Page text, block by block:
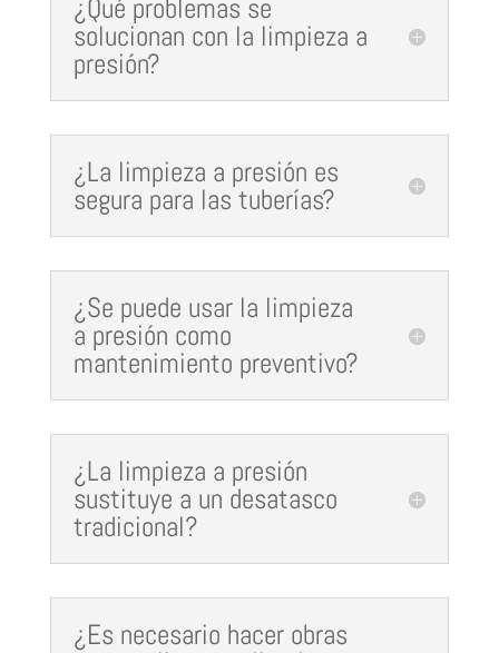
¿Qué problemas se
solucionan con la limpieza a
presión?
¿La limpieza a presión es
segura para las tuberías?
¿Se puede usar la limpieza
a presión como
mantenimiento preventivo?
¿La limpieza a presión
sustituye a un desatasco
tradicional?
¿Es necesario hacer obras